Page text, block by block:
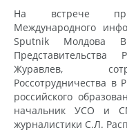
На встрече
Международного
Sputnik Молдова
Журавлев,
Россотрудничества
российского
начальник УСО и
журналистики С.Л.